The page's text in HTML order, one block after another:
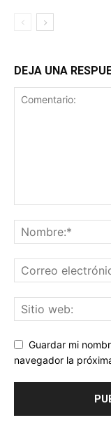
DEJA UNA
Guardar mi
navegador la